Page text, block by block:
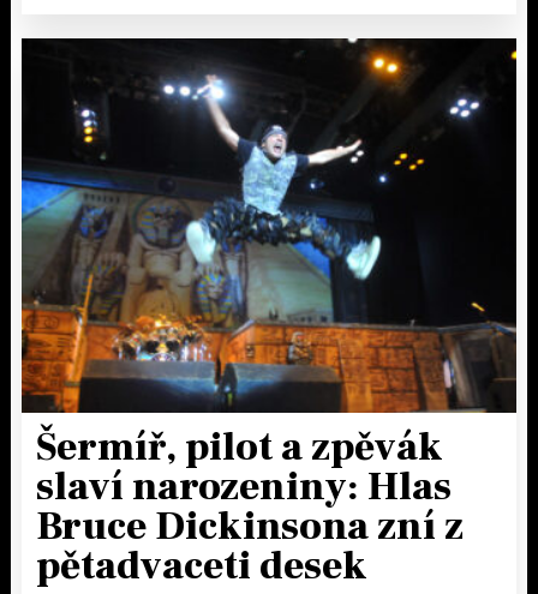
Šermíř, pilot a zpěvák
slaví narozeniny: Hlas
Bruce Dickinsona zní z
pětadvaceti desek